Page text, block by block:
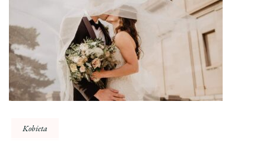
Kobieta